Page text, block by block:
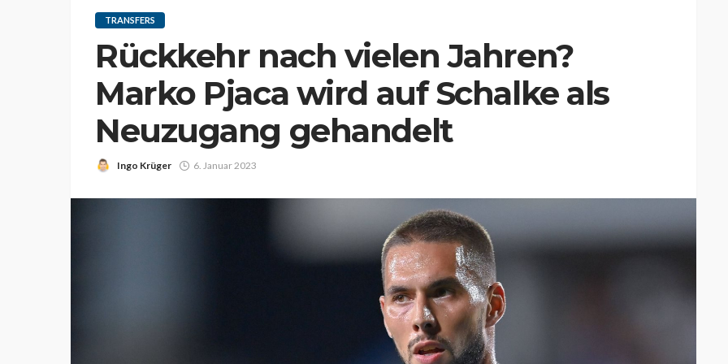
TRANSFERS
Rückkehr nach vielen Jahren?
Marko Pjaca wird auf Schalke als
Neuzugang gehandelt
Ingo Krüger 6. Januar 2023